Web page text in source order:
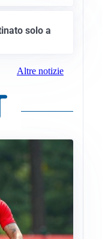
solo a
Altre notizie